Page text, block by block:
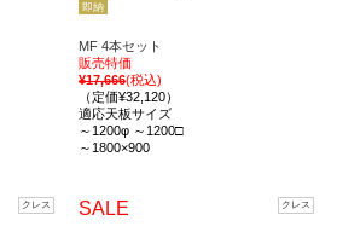
即納
MF 4本セット
販売特価
¥17,666(税込)
（定価¥32,120）
適応天板サイズ
～1200φ ～1200□
～1800×900
クレス SALE クレス